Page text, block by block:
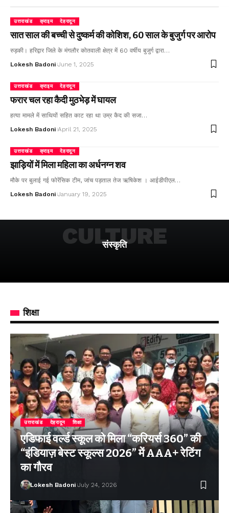
उत्तराखंड क्राइम देहरादून
सात साल की बच्ची से दुष्कर्म की कोशिश, 60 साल के बुजुर्ग पर आरोप
रुड़की। हरिद्वार जिले के मंगलौर कोतवाली क्षेत्र में 60 वर्षीय बुजुर्ग द्वारा…
Lokesh Badoni June 1, 2025
उत्तराखंड क्राइम देहरादून
फरार चल रहा कैदी मुठभेड़ में घायल
हत्या मामले में साथियों सहित काट रहा था उम्र कैद की सजा…
Lokesh Badoni April 21, 2025
उत्तराखंड क्राइम देहरादून
झाड़ियों में मिला महिला का अर्धनग्न शव
मौके पर बुलाई गई फोरेंसिक टीम, जांच पड़ताल तेज ऋषिकेश । आईडीपीएल…
Lokesh Badoni January 19, 2025
संस्कृति
CULTURE
शिक्षा
उत्तराखंड देहरादून शिक्षा
एडिफाई वर्ल्ड स्कूल को मिला “करियर्स 360” की
“इंडियाज़ बेस्ट स्कूल्स 2026” में AAA+ रेटिंग
का गौरव
Lokesh Badoni July 24, 2026